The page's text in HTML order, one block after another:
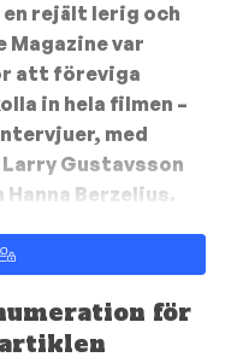
rejält lerig och
var
att föreviga
in hela filmen –
med
Gustavsson
Berzelius.
för